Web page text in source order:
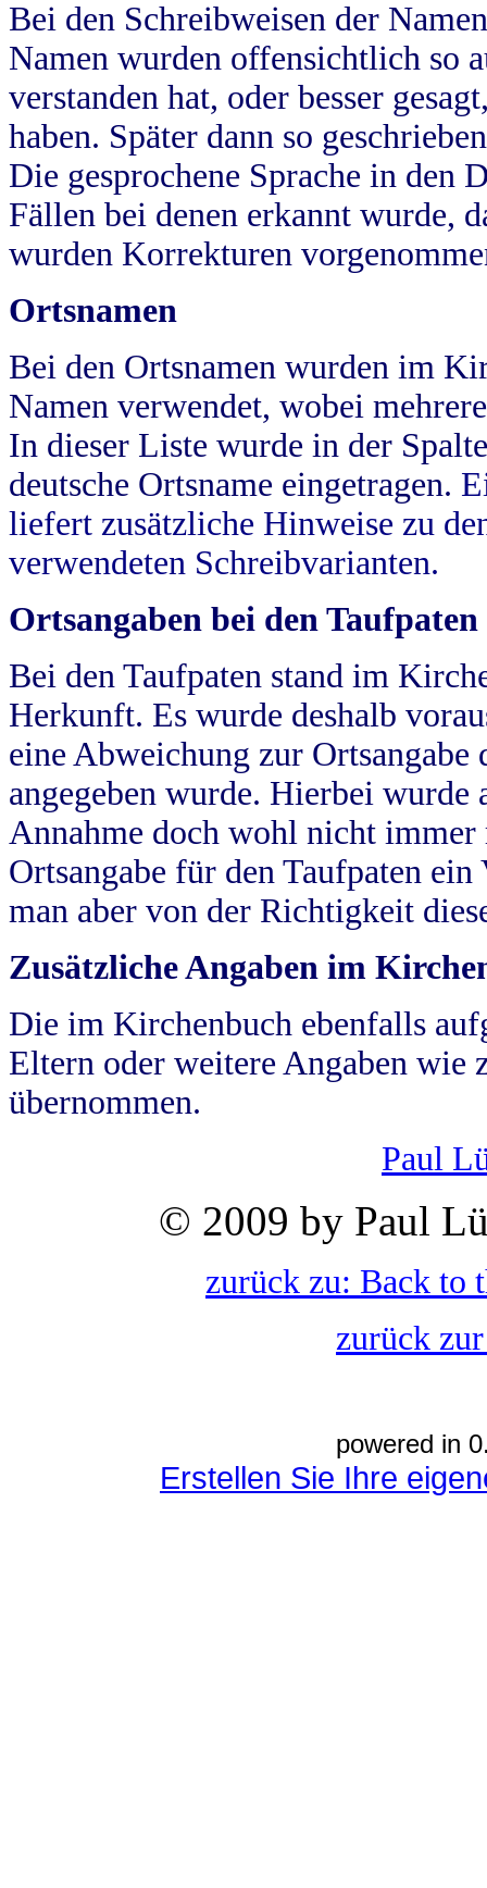
Bei den Schreibweisen der
Namen wurden offensichtlich so
verstanden hat, oder besser
haben. Später dann so
Die gesprochene Sprache in
Fällen bei denen erkannt wurde,
wurden Korrekturen
Ortsnamen
Bei den Ortsnamen wurden im
Namen verwendet, wobei
In dieser Liste wurde in der
deutsche Ortsname eingetragen.
liefert zusätzliche Hinweise zu
verwendeten Schreibvarianten.
Ortsangaben bei den Taufpaten
Bei den Taufpaten stand im
Herkunft. Es wurde deshalb
eine Abweichung zur
angegeben wurde. Hierbei wurde
Annahme doch wohl nicht
Ortsangabe für den Taufpaten
man aber von der Richtigkeit
Zusätzliche Angaben im
Die im Kirchenbuch ebenfalls
Eltern oder weitere Angaben wie
übernommen.
Paul
© 2009 by Paul
zurück zu: Back to
zurück
powered in
Erstellen Sie Ihre